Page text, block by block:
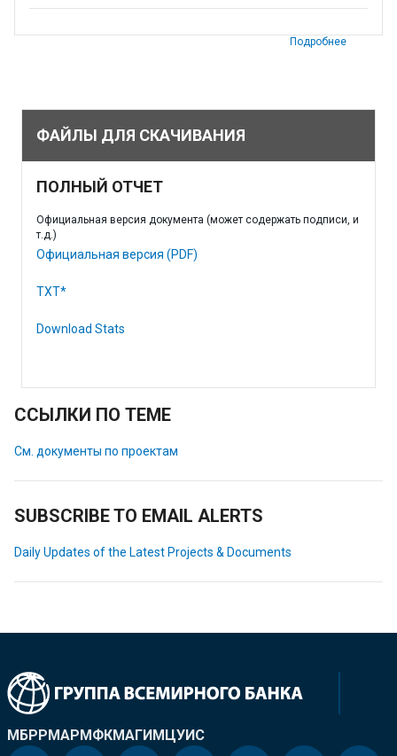
Подробнее
ФАЙЛЫ ДЛЯ СКАЧИВАНИЯ
ПОЛНЫЙ ОТЧЕТ
Официальная версия документа (может содержать подписи, и
т.д.)
Официальная версия (PDF)
TXT*
Download Stats
ССЫЛКИ ПО ТЕМЕ
См. документы по проектам
SUBSCRIBE TO EMAIL ALERTS
Daily Updates of the Latest Projects & Documents
МБРРМАРМФКМАГИМЦУИС